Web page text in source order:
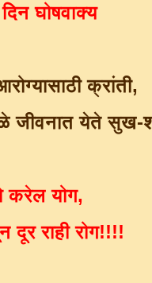
घोषवाक्य
क्रांती,
जीवनात येते सुख-
करेल योग,
दूर राही रोग!!!!